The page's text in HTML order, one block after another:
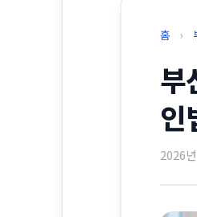
홈 ›
부
인
2026